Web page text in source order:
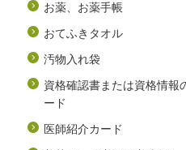
お薬、お薬手帳
おてふきタオル
汚物入れ袋
資格確認書または資格情報
ード
医師紹介カード